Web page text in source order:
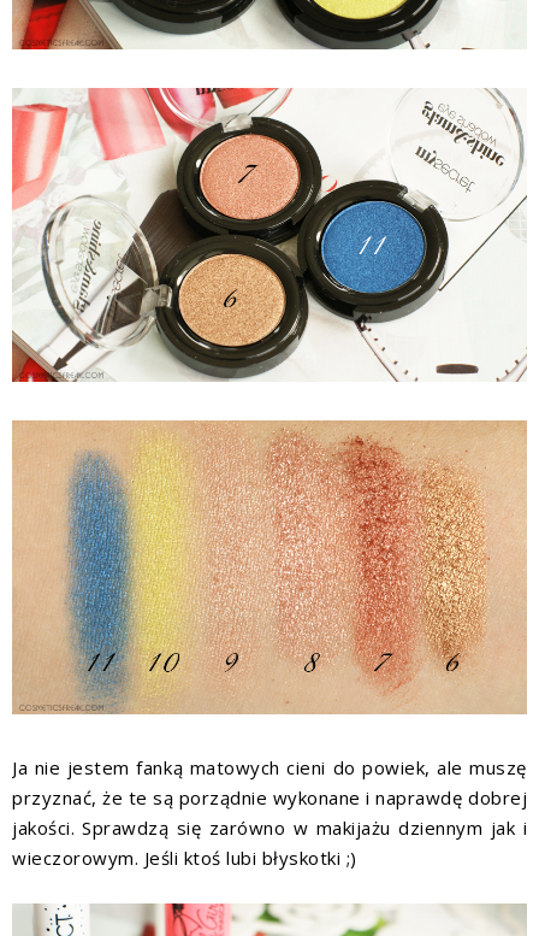
Ja nie jestem fanką matowych cieni do powiek, ale muszę
przyznać, że te są porządnie wykonane i naprawdę dobrej
jakości. Sprawdzą się zarówno w makijażu dziennym jak i
wieczorowym. Jeśli ktoś lubi błyskotki ;)